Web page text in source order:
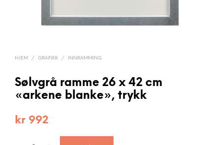
HJEM / GRAFIKK / INNRAMMING
Sølvgrå ramme 26 x 42 cm
«arkene blanke», trykk
kr 992